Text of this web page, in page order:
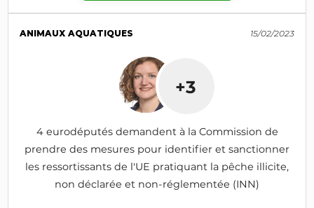
ANIMAUX AQUATIQUES 15/02/2023
+3
4 eurodéputés demandent à la Commission de
prendre des mesures pour identifier et sanctionner
les ressortissants de l'UE pratiquant la pêche illicite,
non déclarée et non-réglementée (INN)